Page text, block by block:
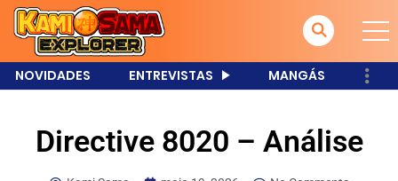
NOVIDADES ENTREVISTAS MANGÁS
Directive 8020 – Análise